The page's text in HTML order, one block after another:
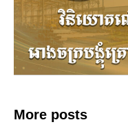
More posts